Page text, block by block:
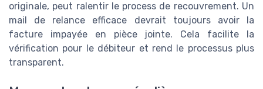
originale, peut ralentir le process de recouvrement. Un
mail de relance efficace devrait toujours avoir la
facture impayée en pièce jointe. Cela facilite la
vérification pour le débiteur et rend le processus plus
transparent.